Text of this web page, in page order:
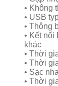
• Không
• USB
• Thông
• Kết nối
khác
• Thời
• Thời
• Sạc
• Thời